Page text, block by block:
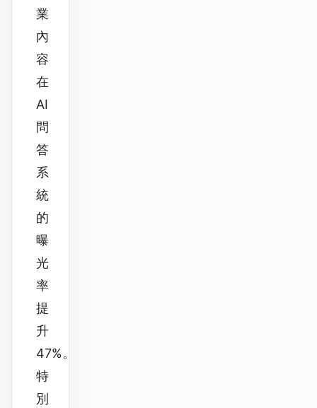
業
內
容
在
AI
問
答
系
統
的
曝
光
率
提
升
47%。
特
別